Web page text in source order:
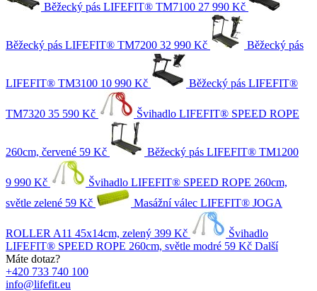
Běžecký pás LIFEFIT® TM7100 27 990 Kč
Běžecký pás LIFEFIT® TM7200 32 990 Kč Běžecký pás
LIFEFIT® TM3100 10 990 Kč Běžecký pás LIFEFIT®
TM7320 35 590 Kč Švihadlo LIFEFIT® SPEED ROPE
260cm, červené 59 Kč Běžecký pás LIFEFIT® TM1200
9 990 Kč
Švihadlo LIFEFIT® SPEED ROPE 260cm,
světle zelené 59 Kč Masážní válec LIFEFIT® JOGA
ROLLER A11 45x14cm, zelený 399 Kč
Švihadlo
LIFEFIT® SPEED ROPE 260cm, světle modré 59 Kč Další
Máte dotaz?
+420 733 740 100
info@lifefit.eu